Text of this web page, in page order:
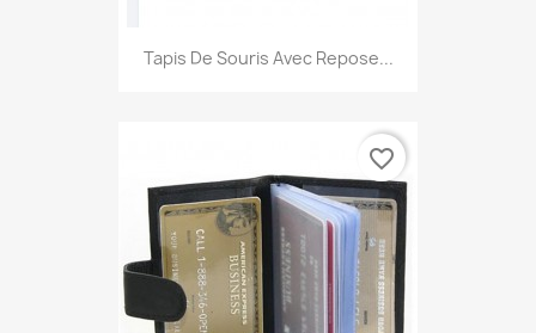
Tapis De Souris Avec Repose...
favorite_border